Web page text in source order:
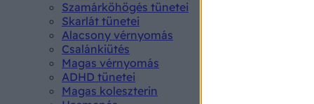
Szamárköhögés tünetei
Skarlát tünetei
Alacsony vérnyomás
Csalánkiütés
Magas vérnyomás
ADHD tünetei
Magas koleszterin